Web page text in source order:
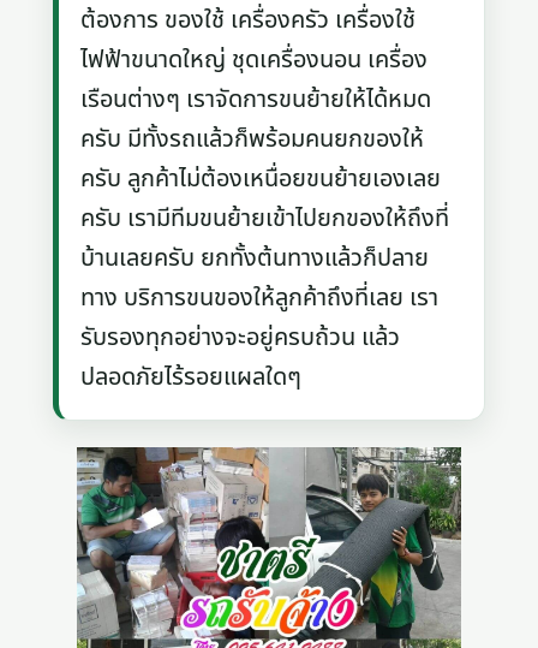
ต้องการ ของใช้ เครื่องครัว เครื่องใช้
ไฟฟ้าขนาดใหญ่ ชุดเครื่องนอน เครื่อง
เรือนต่างๆ เราจัดการขนย้ายให้ได้หมด
ครับ มีทั้งรถแล้วก็พร้อมคนยกของให้
ครับ ลูกค้าไม่ต้องเหนื่อยขนย้ายเองเลย
ครับ เรามีทีมขนย้ายเข้าไปยกของให้ถึงที่
บ้านเลยครับ ยกทั้งต้นทางแล้วก็ปลาย
ทาง บริการขนของให้ลูกค้าถึงที่เลย เรา
รับรองทุกอย่างจะอยู่ครบถ้วน แล้ว
ปลอดภัยไร้รอยแผลใดๆ